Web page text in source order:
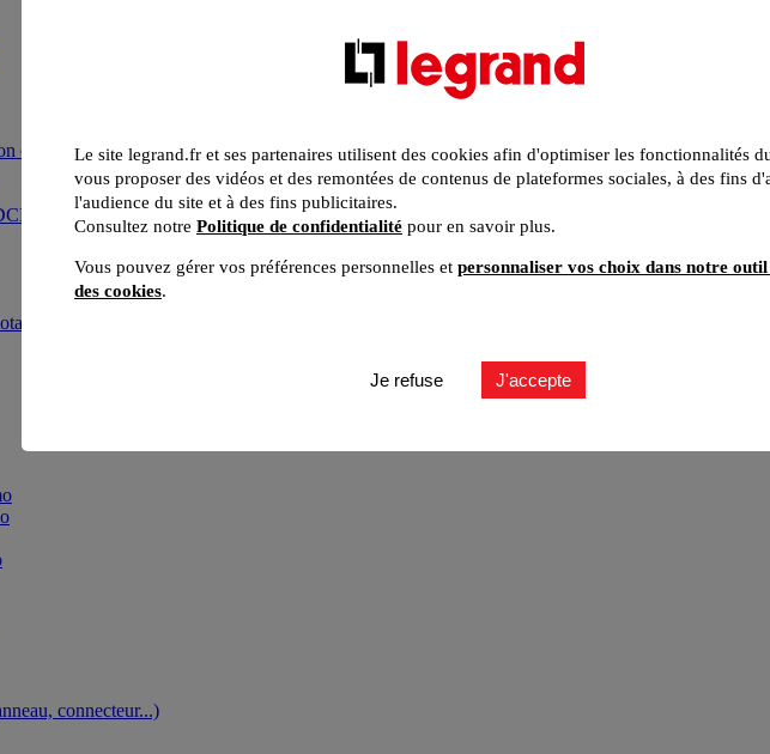
et climatisation
et boîte de sol
du bâtiment
connecteur...)
Le site legrand.fr et ses partenaires utilisent des cookies afin d'optimiser les fonctionnalités
vous proposer des vidéos et des remontées de contenus de plateformes sociales, à des fins
l'audience du site et à des fins publicitaires.
Consultez notre Politique de confidentialité pour en savoir plus.
Vous pouvez gérer vos préférences personnelles et personnaliser vos choix dans notre outil
des cookies.
Je refuse J'accepte